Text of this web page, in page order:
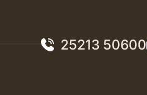
25213 50600